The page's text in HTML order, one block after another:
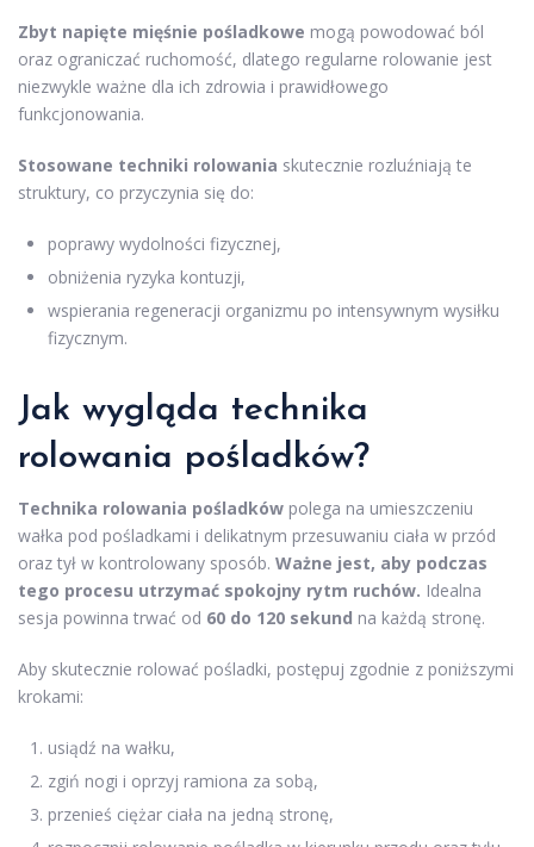
Zbyt napięte mięśnie pośladkowe mogą powodować ból
oraz ograniczać ruchomość, dlatego regularne rolowanie jest
niezwykle ważne dla ich zdrowia i prawidłowego
funkcjonowania.
Stosowane techniki rolowania skutecznie rozluźniają te
struktury, co przyczynia się do:
poprawy wydolności fizycznej,
obniżenia ryzyka kontuzji,
wspierania regeneracji organizmu po intensywnym wysiłku
fizycznym.
Jak wygląda technika
rolowania pośladków?
Technika rolowania pośladków polega na umieszczeniu
wałka pod pośladkami i delikatnym przesuwaniu ciała w przód
oraz tył w kontrolowany sposób. Ważne jest, aby podczas
tego procesu utrzymać spokojny rytm ruchów. Idealna
sesja powinna trwać od 60 do 120 sekund na każdą stronę.
Aby skutecznie rolować pośladki, postępuj zgodnie z poniższymi
krokami:
usiądź na wałku,
zgiń nogi i oprzyj ramiona za sobą,
przenieś ciężar ciała na jedną stronę,